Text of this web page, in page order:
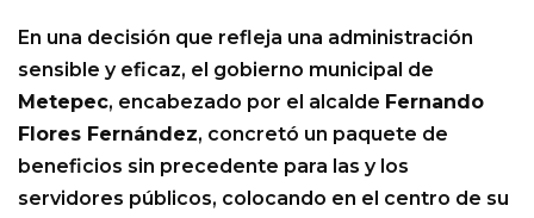
En una decisión que refleja una administración
sensible y eficaz, el gobierno municipal de
Metepec, encabezado por el alcalde Fernando
Flores Fernández, concretó un paquete de
beneficios sin precedente para las y los
servidores públicos, colocando en el centro de su